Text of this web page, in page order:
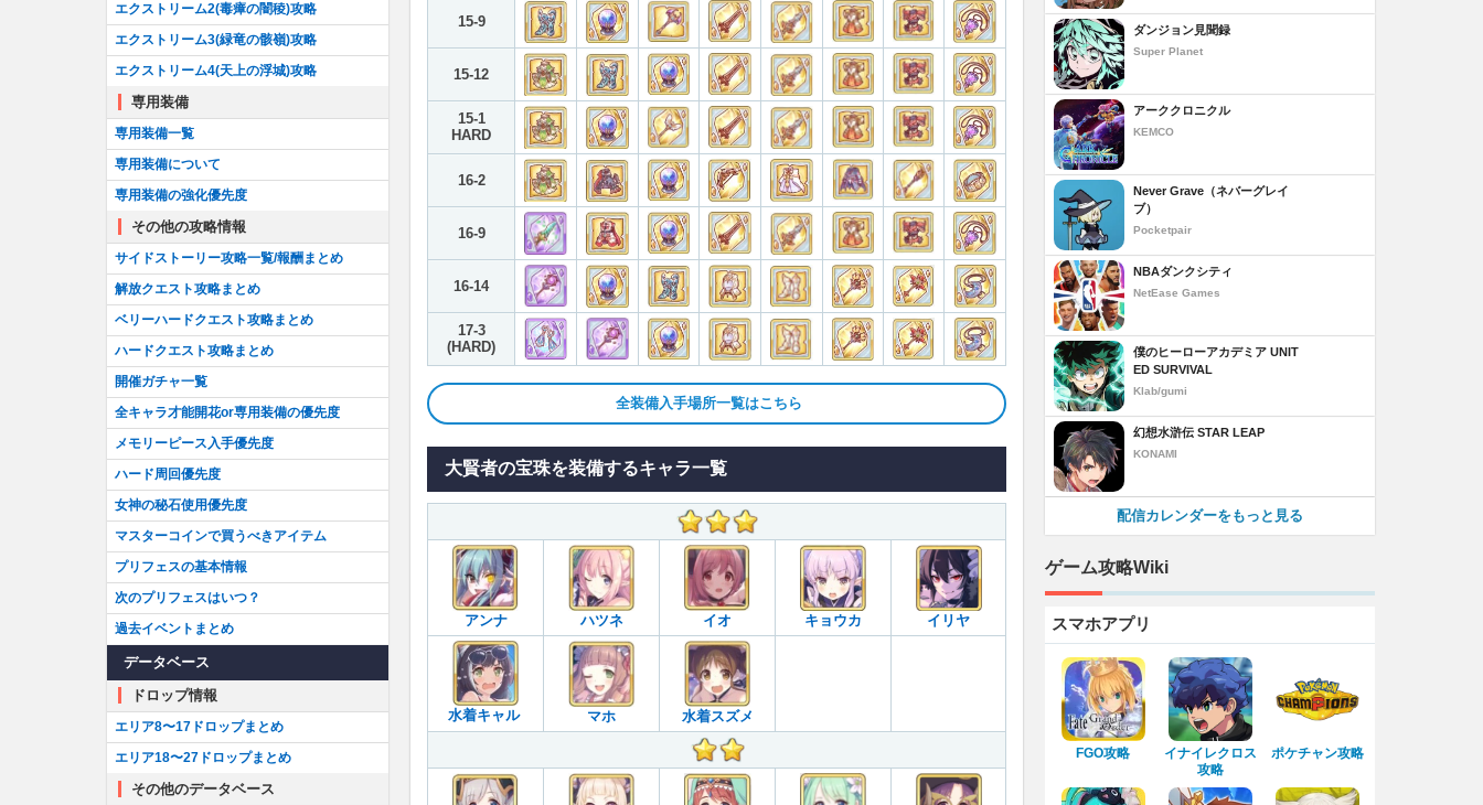
15-9
15-12
15-1
HARD
16-2
16-9
16-14
17-3
(HARD)
全装備入手場所一覧はこちら
大賢者の宝珠を装備するキャラ一覧
アンナ ハツネ イオ キョウカ イリヤ
水着キャル マホ 水着スズメ
エクストリーム2(毒瘴の闇稜)攻略
エクストリーム3(緑竜の骸嶺)攻略
エクストリーム4(天上の浮城)攻略
専用装備
専用装備一覧
専用装備について
専用装備の強化優先度
その他の攻略情報
サイドストーリー攻略一覧/報酬まとめ
解放クエスト攻略まとめ
ベリーハードクエスト攻略まとめ
ハードクエスト攻略まとめ
開催ガチャ一覧
全キャラ才能開花or専用装備の優先度
メモリーピース入手優先度
ハード周回優先度
女神の秘石使用優先度
マスターコインで買うべきアイテム
プリフェスの基本情報
次のプリフェスはいつ？
過去イベントまとめ
データベース
ドロップ情報
エリア8〜17ドロップまとめ
エリア18〜27ドロップまとめ
その他のデータベース
ダンジョン見聞録
Super Planet
アーククロニクル
KEMCO
Never Grave（ネバーグレイ
ブ）
Pocketpair
NBAダンクシティ
NetEase Games
僕のヒーローアカデミア UNIT
ED SURVIVAL
Klab/gumi
幻想水滸伝 STAR LEAP
KONAMI
配信カレンダーをもっと見る
ゲーム攻略Wiki
スマホアプリ
FGO攻略
イナイレクロス
攻略
ポケチャン攻略